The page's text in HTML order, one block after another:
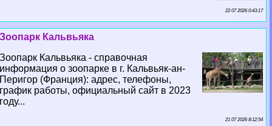
22 07 2026 0:43:17
Зоопарк Кальвьяка
Зоопарк Кальвьяка - справочная
информация о зоопарке в г. Кальвьяк-ан-
Перигор (Франция): адрес, телефоны,
график работы, официальный сайт в 2023
году...
21 07 2026 8:12:54